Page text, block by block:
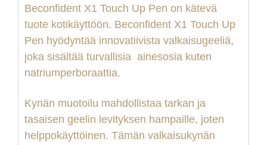
Beconfident X1 Touch Up Pen on kätevä
tuote kotikäyttöön. Beconfident X1 Touch Up
Pen hyödyntää innovatiivista valkaisugeeliä,
joka sisältää turvallisia ainesosia kuten
natriumperboraattia.
Kynän muotoilu mahdollistaa tarkan ja
tasaisen geelin levityksen hampaille, joten
helppokäyttöinen. Tämän valkaisukynän